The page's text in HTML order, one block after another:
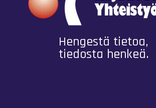
Hengestä tietoa,
tiedosta henkeä.